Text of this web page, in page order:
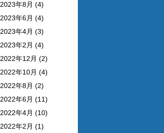
2023年8月 (4)
2023年6月 (4)
2023年4月 (3)
2023年2月 (4)
2022年12月 (2)
2022年10月 (4)
2022年8月 (2)
2022年6月 (11)
2022年4月 (10)
2022年2月 (1)